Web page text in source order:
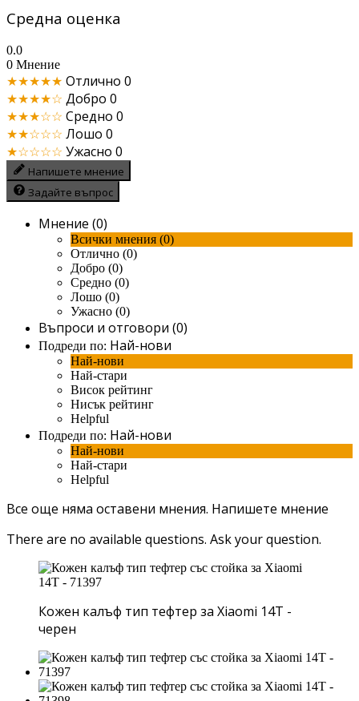
Средна оценка
0.0
0 Мнение
★★★★★ Отлично 0
★★★★☆ Добро 0
★★★☆☆ Средно 0
★★☆☆☆ Лошо 0
★☆☆☆☆ Ужасно 0
Напишете мнение
Задайте въпрос
Мнение (0)
Всички мнения (0)
Отлично (0)
Добро (0)
Средно (0)
Лошо (0)
Ужасно (0)
Въпроси и отговори (0)
Подреди по: Най-нови
Най-нови
Най-стари
Висок рейтинг
Нисък рейтинг
Helpful
Подреди по: Най-нови
Най-нови
Най-стари
Helpful
Все още няма оставени мнения. Напишете мнение
There are no available questions. Ask your question.
Кожен калъф тип тефтер за Xiaomi 14T -
черен